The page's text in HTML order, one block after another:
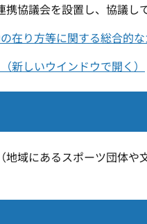
協議会を設置し、協議して
在り方等に関する総合的
新しいウインドウで開く）
域にあるスポーツ団体